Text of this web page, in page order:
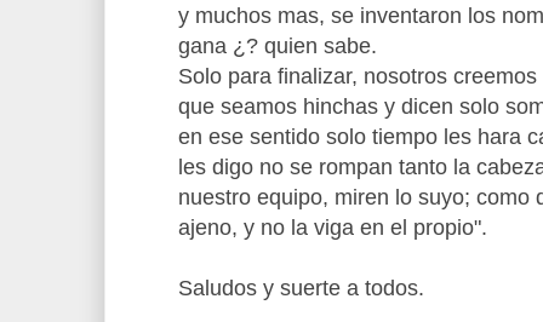
y muchos mas, se inventaron los
gana ¿? quien sabe.
Solo para finalizar, nosotros
que seamos hinchas y dicen solo
en ese sentido solo tiempo les hara
les digo no se rompan tanto la
nuestro equipo, miren lo suyo; como
ajeno, y no la viga en el propio".
Saludos y suerte a todos.